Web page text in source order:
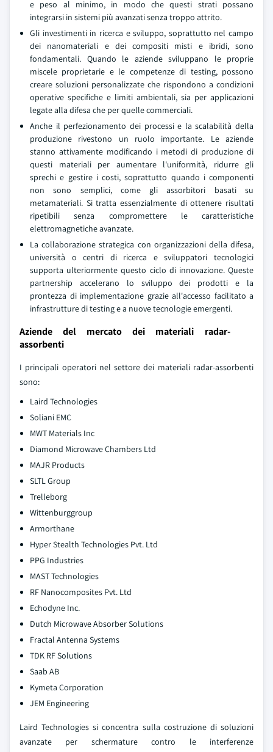
e peso al minimo, in modo che questi strati possano
integrarsi in sistemi più avanzati senza troppo attrito.
Gli investimenti in ricerca e sviluppo, soprattutto nel campo
dei nanomateriali e dei compositi misti e ibridi, sono
fondamentali. Quando le aziende sviluppano le proprie
miscele proprietarie e le competenze di testing, possono
creare soluzioni personalizzate che rispondono a condizioni
operative specifiche e limiti ambientali, sia per applicazioni
legate alla difesa che per quelle commerciali.
Anche il perfezionamento dei processi e la scalabilità della
produzione rivestono un ruolo importante. Le aziende
stanno attivamente modificando i metodi di produzione di
questi materiali per aumentare l'uniformità, ridurre gli
sprechi e gestire i costi, soprattutto quando i componenti
non sono semplici, come gli assorbitori basati su
metamateriali. Si tratta essenzialmente di ottenere risultati
ripetibili senza compromettere le caratteristiche
elettromagnetiche avanzate.
La collaborazione strategica con organizzazioni della difesa,
università o centri di ricerca e sviluppatori tecnologici
supporta ulteriormente questo ciclo di innovazione. Queste
partnership accelerano lo sviluppo dei prodotti e la
prontezza di implementazione grazie all'accesso facilitato a
infrastrutture di testing e a nuove tecnologie emergenti.
Aziende del mercato dei materiali radar-
assorbenti
I principali operatori nel settore dei materiali radar-assorbenti
sono:
Laird Technologies
Soliani EMC
MWT Materials Inc
Diamond Microwave Chambers Ltd
MAJR Products
SLTL Group
Trelleborg
Wittenburggroup
Armorthane
Hyper Stealth Technologies Pvt. Ltd
PPG Industries
MAST Technologies
RF Nanocomposites Pvt. Ltd
Echodyne Inc.
Dutch Microwave Absorber Solutions
Fractal Antenna Systems
TDK RF Solutions
Saab AB
Kymeta Corporation
JEM Engineering
Laird Technologies si concentra sulla costruzione di soluzioni
avanzate per schermature contro le interferenze